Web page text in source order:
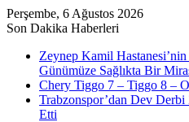
Perşembe, 6 Ağustos 2026
Son Dakika Haberleri
Zeynep Kamil
Günümüze Sağlıkta Bir
Chery Tiggo 7 – Tiggo 8 –
Trabzonspor’dan Dev Derbi
Etti